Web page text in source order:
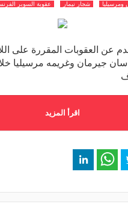
ومرسيليا شجار نيمار عقوبة السوبر
عن العقوبات المقررة على
جيرمان وغريمه مرسيليا
اقرأ المزيد